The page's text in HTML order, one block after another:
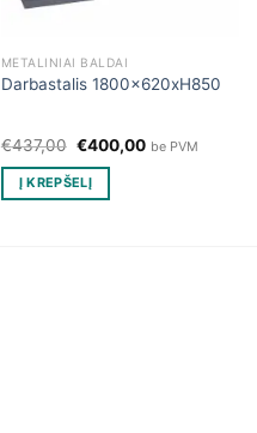
METALINIAI BALDAI
Darbastalis 1800x620xH850
€437,00 Original
was:
€437,00.
€400,00Current
be PVM
Į KREPŠELĮ